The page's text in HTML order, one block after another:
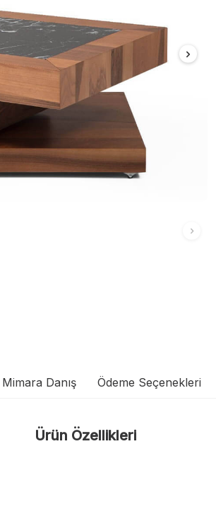
Danış Ödeme Seçenekleri
Ürün Özellikleri